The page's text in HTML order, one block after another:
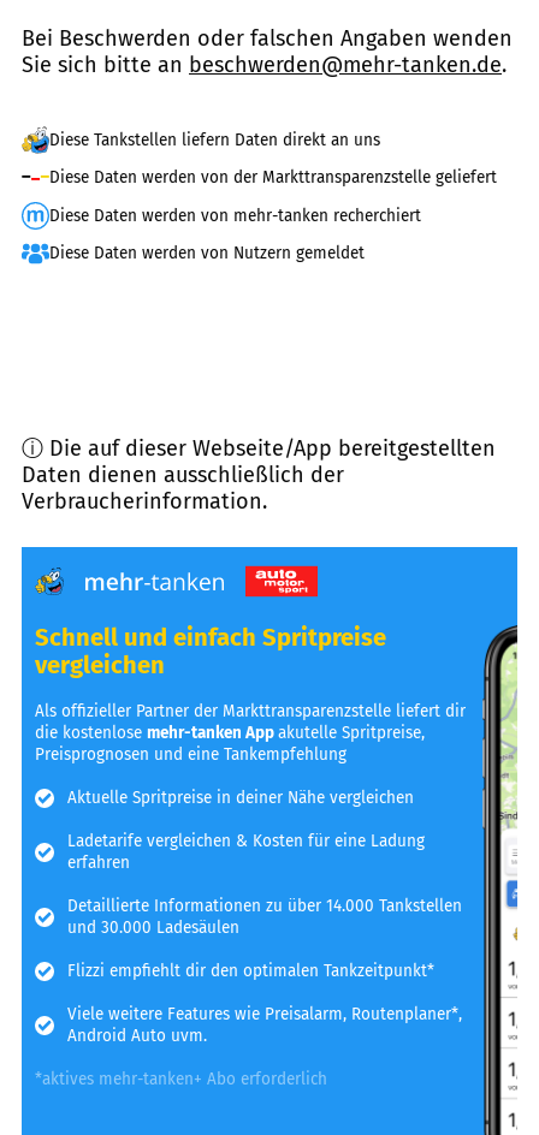
Bei Beschwerden oder falschen Angaben wenden
Sie sich bitte an beschwerden@mehr-tanken.de.
Diese Tankstellen liefern Daten direkt an uns
Diese Daten werden von der Markttransparenzstelle geliefert
Diese Daten werden von mehr-tanken recherchiert
Diese Daten werden von Nutzern gemeldet
ⓘ Die auf dieser Webseite/App bereitgestellten
Daten dienen ausschließlich der
Verbraucherinformation.
Schnell und einfach Spritpreise
vergleichen
Als offizieller Partner der Markttransparenzstelle liefert dir
die kostenlosemehr-tanken Appakutelle Spritpreise,
Preisprognosen und eine Tankempfehlung
Aktuelle Spritpreise in deiner Nähe vergleichen
Ladetarife vergleichen & Kosten für eine Ladung
erfahren
Detaillierte Informationen zu über 14.000 Tankstellen
und 30.000 Ladesäulen
Flizzi empfiehlt dir den optimalen Tankzeitpunkt*
Viele weitere Features wie Preisalarm, Routenplaner*,
Android Auto uvm.
*aktives mehr-tanken+ Abo erforderlich